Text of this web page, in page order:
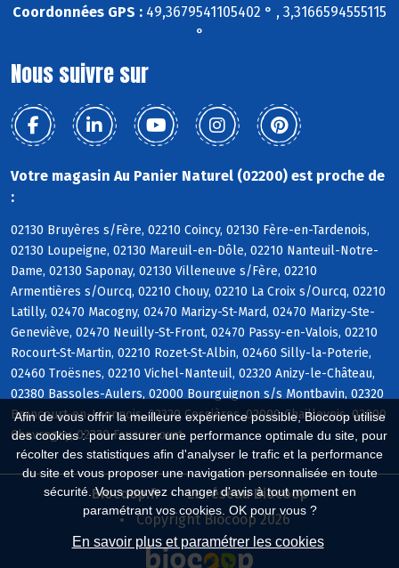
Afin de vous offrir la meilleure expérience possible, Biocoop utilise
des cookies : pour assurer une performance optimale du site, pour
récolter des statistiques afin d'analyser le trafic et la performance
du site et vous proposer une navigation personnalisée en toute
sécurité. Vous pouvez changer d'avis à tout moment en
paramétrant vos cookies. OK pour vous ?
En savoir plus et paramétrer les cookies
Coordonnées GPS : 49,3679541105402 ° , 3,3166594555115
°
Nous suivre sur
Votre magasin Au Panier Naturel (02200) est proche de
:
02130 Bruyères s/Fère, 02210 Coincy, 02130 Fère-en-Tardenois,
02130 Loupeigne, 02130 Mareuil-en-Dôle, 02210 Nanteuil-Notre-
Dame, 02130 Saponay, 02130 Villeneuve s/Fère, 02210
Armentières s/Ourcq, 02210 Chouy, 02210 La Croix s/Ourcq, 02210
Latilly, 02470 Macogny, 02470 Marizy-St-Mard, 02470 Marizy-Ste-
Geneviève, 02470 Neuilly-St-Front, 02470 Passy-en-Valois, 02210
Rocourt-St-Martin, 02210 Rozet-St-Albin, 02460 Silly-la-Poterie,
02460 Troësnes, 02210 Vichel-Nanteuil, 02320 Anizy-le-Château,
02380 Bassoles-Aulers, 02000 Bourguignon s/s Montbavin, 02320
Brancourt-en-Laonnois, 02320 Cessières, 02000 Chaillevois, 02000
Chevregny, 02320 Faucoucourt
Biocoop.fr
Le réseau Biocoop
Copyright Biocoop 2026